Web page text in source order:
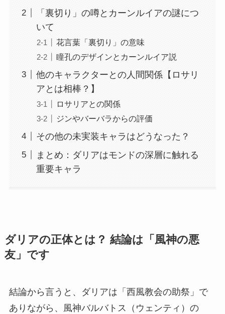
「裏切り」の噂とカーンルイアの謎につ
いて
花言葉「裏切り」の意味
瞳孔のデザインとカーンルイア説
他のキャラクターとの人間関係【ロサリ
アとは相棒？】
ロサリアとの関係
ジンやバーバラからの評価
その他の未実装キャラはどうなった？
まとめ：ダリアはモンドの深層に触れる
重要キャラ
ダリアの正体とは？ 結論は「風神の悪
友」です
結論から言うと、ダリアは「西風教会の助祭」で
ありながら、風神バルバトス（ウェンティ）の